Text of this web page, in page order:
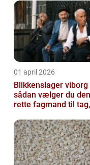
01 april 2026
Blikkenslager viborg
sådan vælger du den
rette fagmand til tag,